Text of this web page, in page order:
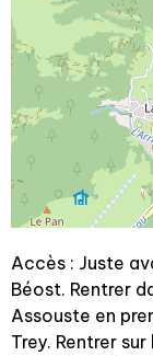
Accès : Juste
Béost. Rentrer
Assouste en
Trey. Rentrer